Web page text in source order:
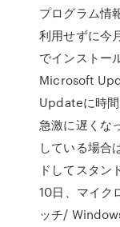
プログラム情
利用せずに今
でインストー
Microsoft
Updateに時
急激に遅くな
している場合
ドしてスタン
10日、マイク
ッチ/